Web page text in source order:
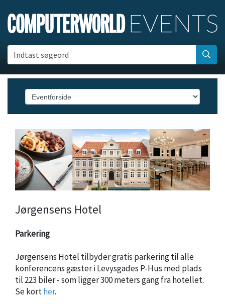
Indtast søgeord
Jørgensens Hotel
Parkering
Jørgensens Hotel tilbyder gratis parkering til alle
konferencens gæster i Levysgades P-Hus med plads
til 223 biler - som ligger 300 meters gang fra hotellet.
Se korther.